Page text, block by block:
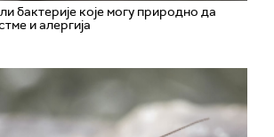
бактерије које могу природно да
и алергија